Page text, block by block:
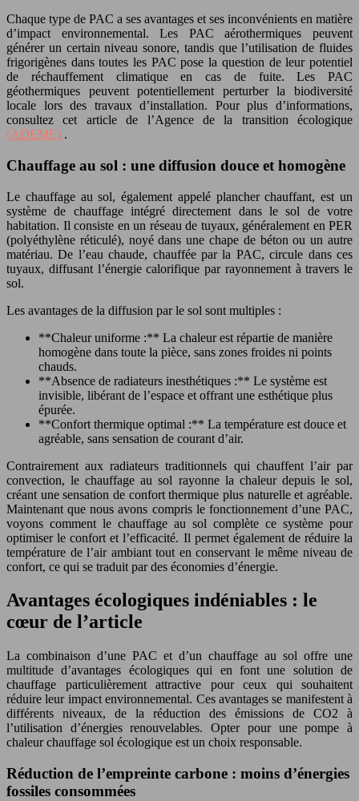
Chaque type de PAC a ses avantages et ses inconvénients en matière
d’impact environnemental. Les PAC aérothermiques peuvent
générer un certain niveau sonore, tandis que l’utilisation de fluides
frigorigènes dans toutes les PAC pose la question de leur potentiel
de réchauffement climatique en cas de fuite. Les PAC
géothermiques peuvent potentiellement perturber la biodiversité
locale lors des travaux d’installation. Pour plus d’informations,
consultez cet article de l’Agence de la transition écologique
(ADEME) .
Chauffage au sol : une diffusion douce et homogène
Le chauffage au sol, également appelé plancher chauffant, est un
système de chauffage intégré directement dans le sol de votre
habitation. Il consiste en un réseau de tuyaux, généralement en PER
(polyéthylène réticulé), noyé dans une chape de béton ou un autre
matériau. De l’eau chaude, chauffée par la PAC, circule dans ces
tuyaux, diffusant l’énergie calorifique par rayonnement à travers le
sol.
Les avantages de la diffusion par le sol sont multiples :
**Chaleur uniforme :** La chaleur est répartie de manière
homogène dans toute la pièce, sans zones froides ni points
chauds.
**Absence de radiateurs inesthétiques :** Le système est
invisible, libérant de l’espace et offrant une esthétique plus
épurée.
**Confort thermique optimal :** La température est douce et
agréable, sans sensation de courant d’air.
Contrairement aux radiateurs traditionnels qui chauffent l’air par
convection, le chauffage au sol rayonne la chaleur depuis le sol,
créant une sensation de confort thermique plus naturelle et agréable.
Maintenant que nous avons compris le fonctionnement d’une PAC,
voyons comment le chauffage au sol complète ce système pour
optimiser le confort et l’efficacité. Il permet également de réduire la
température de l’air ambiant tout en conservant le même niveau de
confort, ce qui se traduit par des économies d’énergie.
Avantages écologiques indéniables : le
cœur de l’article
La combinaison d’une PAC et d’un chauffage au sol offre une
multitude d’avantages écologiques qui en font une solution de
chauffage particulièrement attractive pour ceux qui souhaitent
réduire leur impact environnemental. Ces avantages se manifestent à
différents niveaux, de la réduction des émissions de CO2 à
l’utilisation d’énergies renouvelables. Opter pour une pompe à
chaleur chauffage sol écologique est un choix responsable.
Réduction de l’empreinte carbone : moins d’énergies
fossiles consommées